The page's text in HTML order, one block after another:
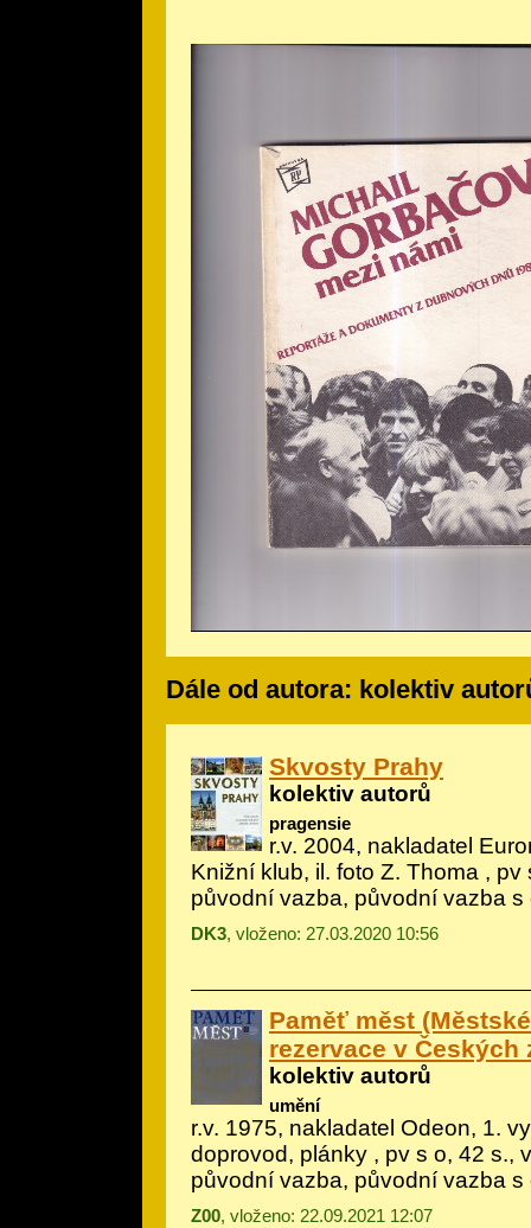
Dále od autora: kolektiv
Skvosty Prahy
kolektiv autorů
pragensie
r.v. 2004, nakladatel
Knižní klub, il. foto Z. Thoma , pv
původní vazba, původní vazba s
DK3, vloženo: 27.03.2020 10:56
Paměť měst
rezervace v Českých
kolektiv autorů
umění
r.v. 1975, nakladatel Odeon, 1.
doprovod, plánky , pv s o, 42 s.,
původní vazba, původní vazba s
Z00, vloženo: 22.09.2021 12:07